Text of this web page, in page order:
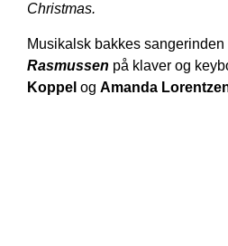
Christmas.
Musikalsk bakkes
Rasmussen på klaver og
Koppel og Amanda